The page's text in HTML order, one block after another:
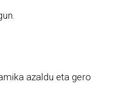
azaldu eta gero